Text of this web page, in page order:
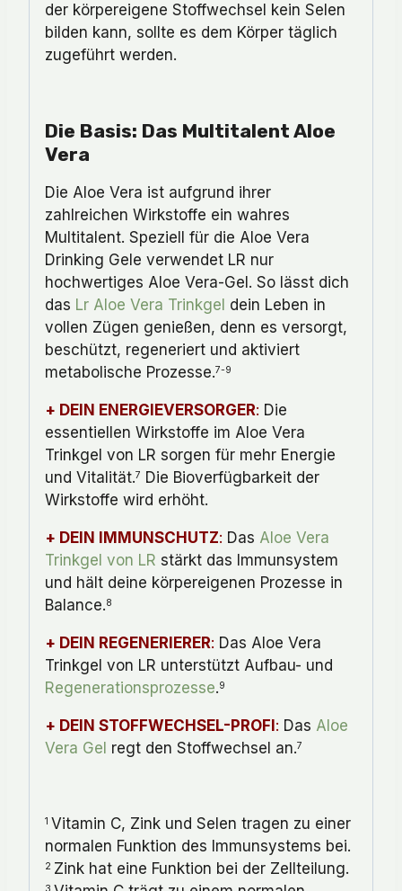
der körpereigene Stoffwechsel kein Selen
bilden kann, sollte es dem Körper täglich
zugeführt werden.
Die Basis: Das Multitalent Aloe
Vera
Die Aloe Vera ist aufgrund ihrer
zahlreichen Wirkstoffe ein wahres
Multitalent. Speziell für die Aloe Vera
Drinking Gele verwendet LR nur
hochwertiges Aloe Vera-Gel. So lässt dich
das Lr Aloe Vera Trinkgel dein Leben in
vollen Zügen genießen, denn es versorgt,
beschützt, regeneriert und aktiviert
metabolische Prozesse.7-9
+ DEIN ENERGIEVERSORGER: Die
essentiellen Wirkstoffe im Aloe Vera
Trinkgel von LR sorgen für mehr Energie
und Vitalität.7
Die Bioverfügbarkeit der
Wirkstoffe wird erhöht.
+ DEIN IMMUNSCHUTZ: Das Aloe Vera
Trinkgel von LR stärkt das Immunsystem
und hält deine körpereigenen Prozesse in
Balance.8
+ DEIN REGENERIERER: Das Aloe Vera
Trinkgel von LR unterstützt Aufbau- und
Regenerationsprozesse.9
+ DEIN STOFFWECHSEL-PROFI : Das Aloe
Vera Gel regt den Stoffwechsel an.7
1 Vitamin C, Zink und Selen tragen zu einer
normalen Funktion des Immunsystems bei.
2 Zink hat eine Funktion bei der Zellteilung.